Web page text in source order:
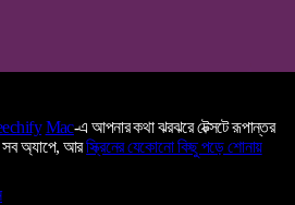
Mac-এ আপনার কথা ঝরঝরে টেক্সটে রূপান্তর
অ্যাপে, আরস্ক্রিনের যেকোনো কিছু পড়ে শোনায়